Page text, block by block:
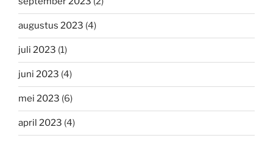
augustus 2023 (4)
juli 2023 (1)
juni 2023 (4)
mei 2023 (6)
april 2023 (4)